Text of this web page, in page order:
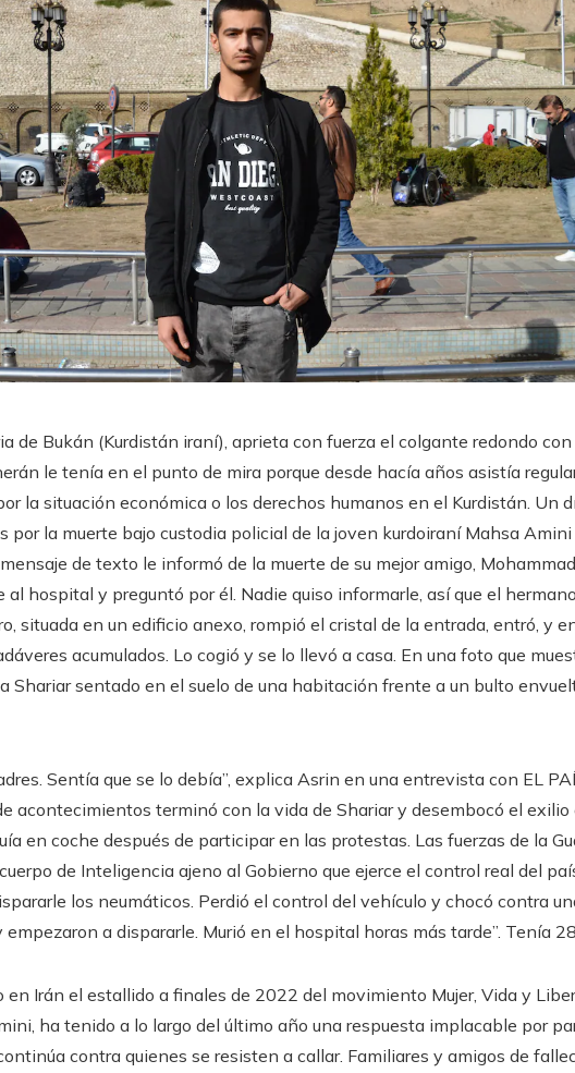
de Bukán (Kurdistán iraní), aprieta con fuerza el colgante redondo
le tenía en el punto de mira porque desde hacía años asistía
la situación económica o los derechos humanos en el Kurdistán. Un
por la muerte bajo custodia policial de la joven kurdoiraní Mahsa Amini
de texto le informó de la muerte de su mejor amigo,
al hospital y preguntó por él. Nadie quiso informarle, así que el
situada en un edificio anexo, rompió el cristal de la entrada, entró, y
acumulados. Lo cogió y se lo llevó a casa. En una foto que
Shariar sentado en el suelo de una habitación frente a un bulto
Sentía que se lo debía”, explica Asrin en una entrevista con EL
acontecimientos terminó con la vida de Shariar y desembocó el exilio
en coche después de participar en las protestas. Las fuerzas de la
de Inteligencia ajeno al Gobierno que ejerce el control real del
los neumáticos. Perdió el control del vehículo y chocó contra
a dispararle. Murió en el hospital horas más tarde”. Tenía
en Irán el estallido a finales de 2022 del movimiento Mujer, Vida y
ha tenido a lo largo del último año una respuesta implacable por
contra quienes se resisten a callar. Familiares y amigos de